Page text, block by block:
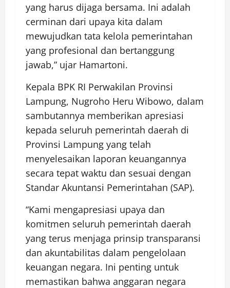
yang harus dijaga bersama. Ini adalah
cerminan dari upaya kita dalam
mewujudkan tata kelola pemerintahan
yang profesional dan bertanggung
jawab,” ujar Hamartoni.
Kepala BPK RI Perwakilan Provinsi
Lampung, Nugroho Heru Wibowo, dalam
sambutannya memberikan apresiasi
kepada seluruh pemerintah daerah di
Provinsi Lampung yang telah
menyelesaikan laporan keuangannya
secara tepat waktu dan sesuai dengan
Standar Akuntansi Pemerintahan (SAP).
“Kami mengapresiasi upaya dan
komitmen seluruh pemerintah daerah
yang terus menjaga prinsip transparansi
dan akuntabilitas dalam pengelolaan
keuangan negara. Ini penting untuk
memastikan bahwa anggaran negara